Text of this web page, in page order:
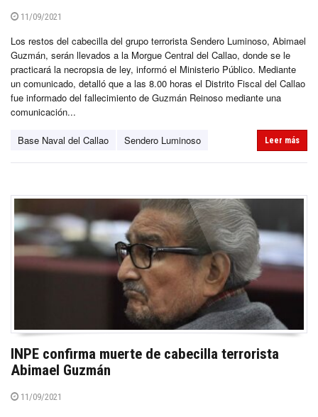
11/09/2021
Los restos del cabecilla del grupo terrorista Sendero Luminoso, Abimael
Guzmán, serán llevados a la Morgue Central del Callao, donde se le
practicará la necropsia de ley, informó el Ministerio Público. Mediante
un comunicado, detalló que a las 8.00 horas el Distrito Fiscal del Callao
fue informado del fallecimiento de Guzmán Reinoso mediante una
comunicación...
Base Naval del Callao Sendero Luminoso Leer más
INPE confirma muerte de cabecilla terrorista
Abimael Guzmán
11/09/2021